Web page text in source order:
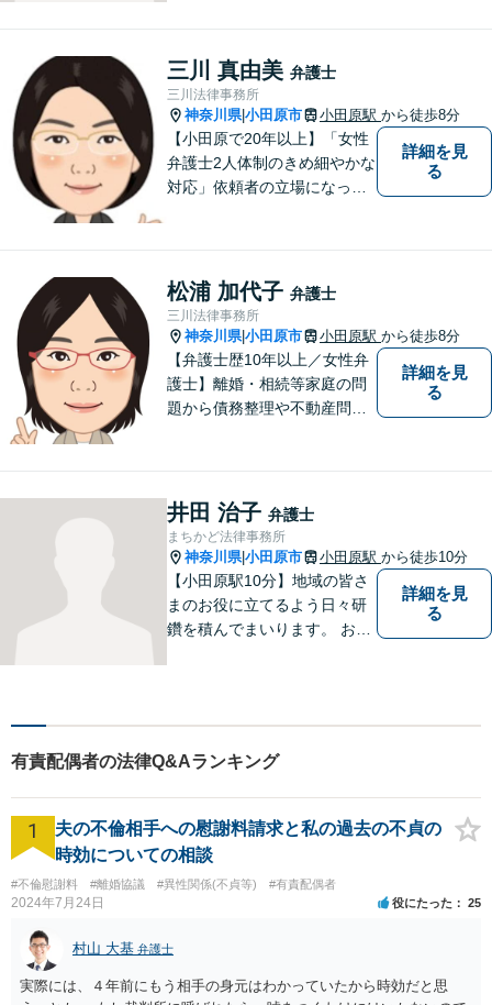
問題に対応可能です。お気軽
にご相談ください。
三川 真由美 弁護士
三川法律事務所
神奈川県|小田原市 小田原駅 から徒歩8分
【小田原で20年以上】「女性
弁護士2人体制のきめ細やかな
対応」依頼者の立場になって
す。【離婚／子連れ相談可】
複雑・高額な財産分与も安心
【民事信託士】資格を生かし
た相続対策
詳細を見
る
松浦 加代子 弁護士
三川法律事務所
神奈川県|小田原市 小田原駅 から徒歩8分
【弁護士歴10年以上／女性弁
護士】離婚・相続等家庭の問
題から債務整理や不動産問題
た解決方法を提案できるよう
努めます。【小田原駅8分／子
連れ相談可】お気軽にご相談
ください。
詳細を見
る
井田 治子 弁護士
まちかど法律事務所
神奈川県|小田原市 小田原駅 から徒歩10分
【小田原駅10分】地域の皆さ
まのお役に立てるよう日々研
鑽を積んでまいります。 お気
詳細を見
る
有責配偶者の法律Q&Aランキング
1
夫の不倫相手への慰謝料請求と私の過去の不貞の
時効についての相談
#不倫慰謝料 #離婚協議 #異性関係(不貞等) #有責配偶者
2024年7月24日 役にたった 25
村山 大基 弁護士
実際には、４年前にもう相手の身元はわかっていたから時効だと思